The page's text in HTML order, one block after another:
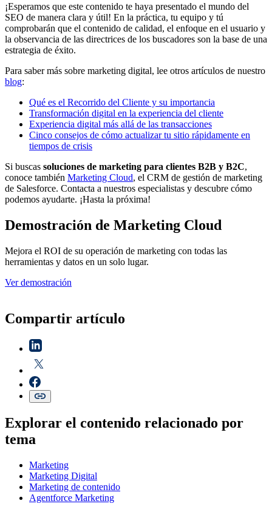
¡Esperamos que este contenido te haya presentado el mundo del
SEO de manera clara y útil! En la práctica, tu equipo y tú
comprobarán que el contenido de calidad, el enfoque en el usuario y
la observancia de las directrices de los buscadores son la base de una
estrategia de éxito.
Para saber más sobre marketing digital, lee otros artículos de nuestro
blog:
Qué es el Recorrido del Cliente y su importancia
Transformación digital en la experiencia del cliente
Experiencia digital más allá de las transacciones
Cinco consejos de cómo actualizar tu sitio rápidamente en
tiempos de crisis
Si buscas soluciones de marketing para clientes B2B y B2C,
conoce también Marketing Cloud, el CRM de gestión de marketing
de Salesforce. Contacta a nuestros especialistas y descubre cómo
podemos ayudarte. ¡Hasta la próxima!
Demostración de Marketing Cloud
Mejora el ROI de su operación de marketing con todas las
herramientas y datos en un solo lugar.
Ver demostración
Compartir artículo
Explorar el contenido relacionado por
tema
Marketing
Marketing Digital
Marketing de contenido
Agentforce Marketing